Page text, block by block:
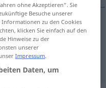
ohne Akzeptieren“. Sie
Besuche unserer
zu den Cookies
klicken Sie einfach auf den
Hinweise zu der
unserer
Impressum.
Daten, um